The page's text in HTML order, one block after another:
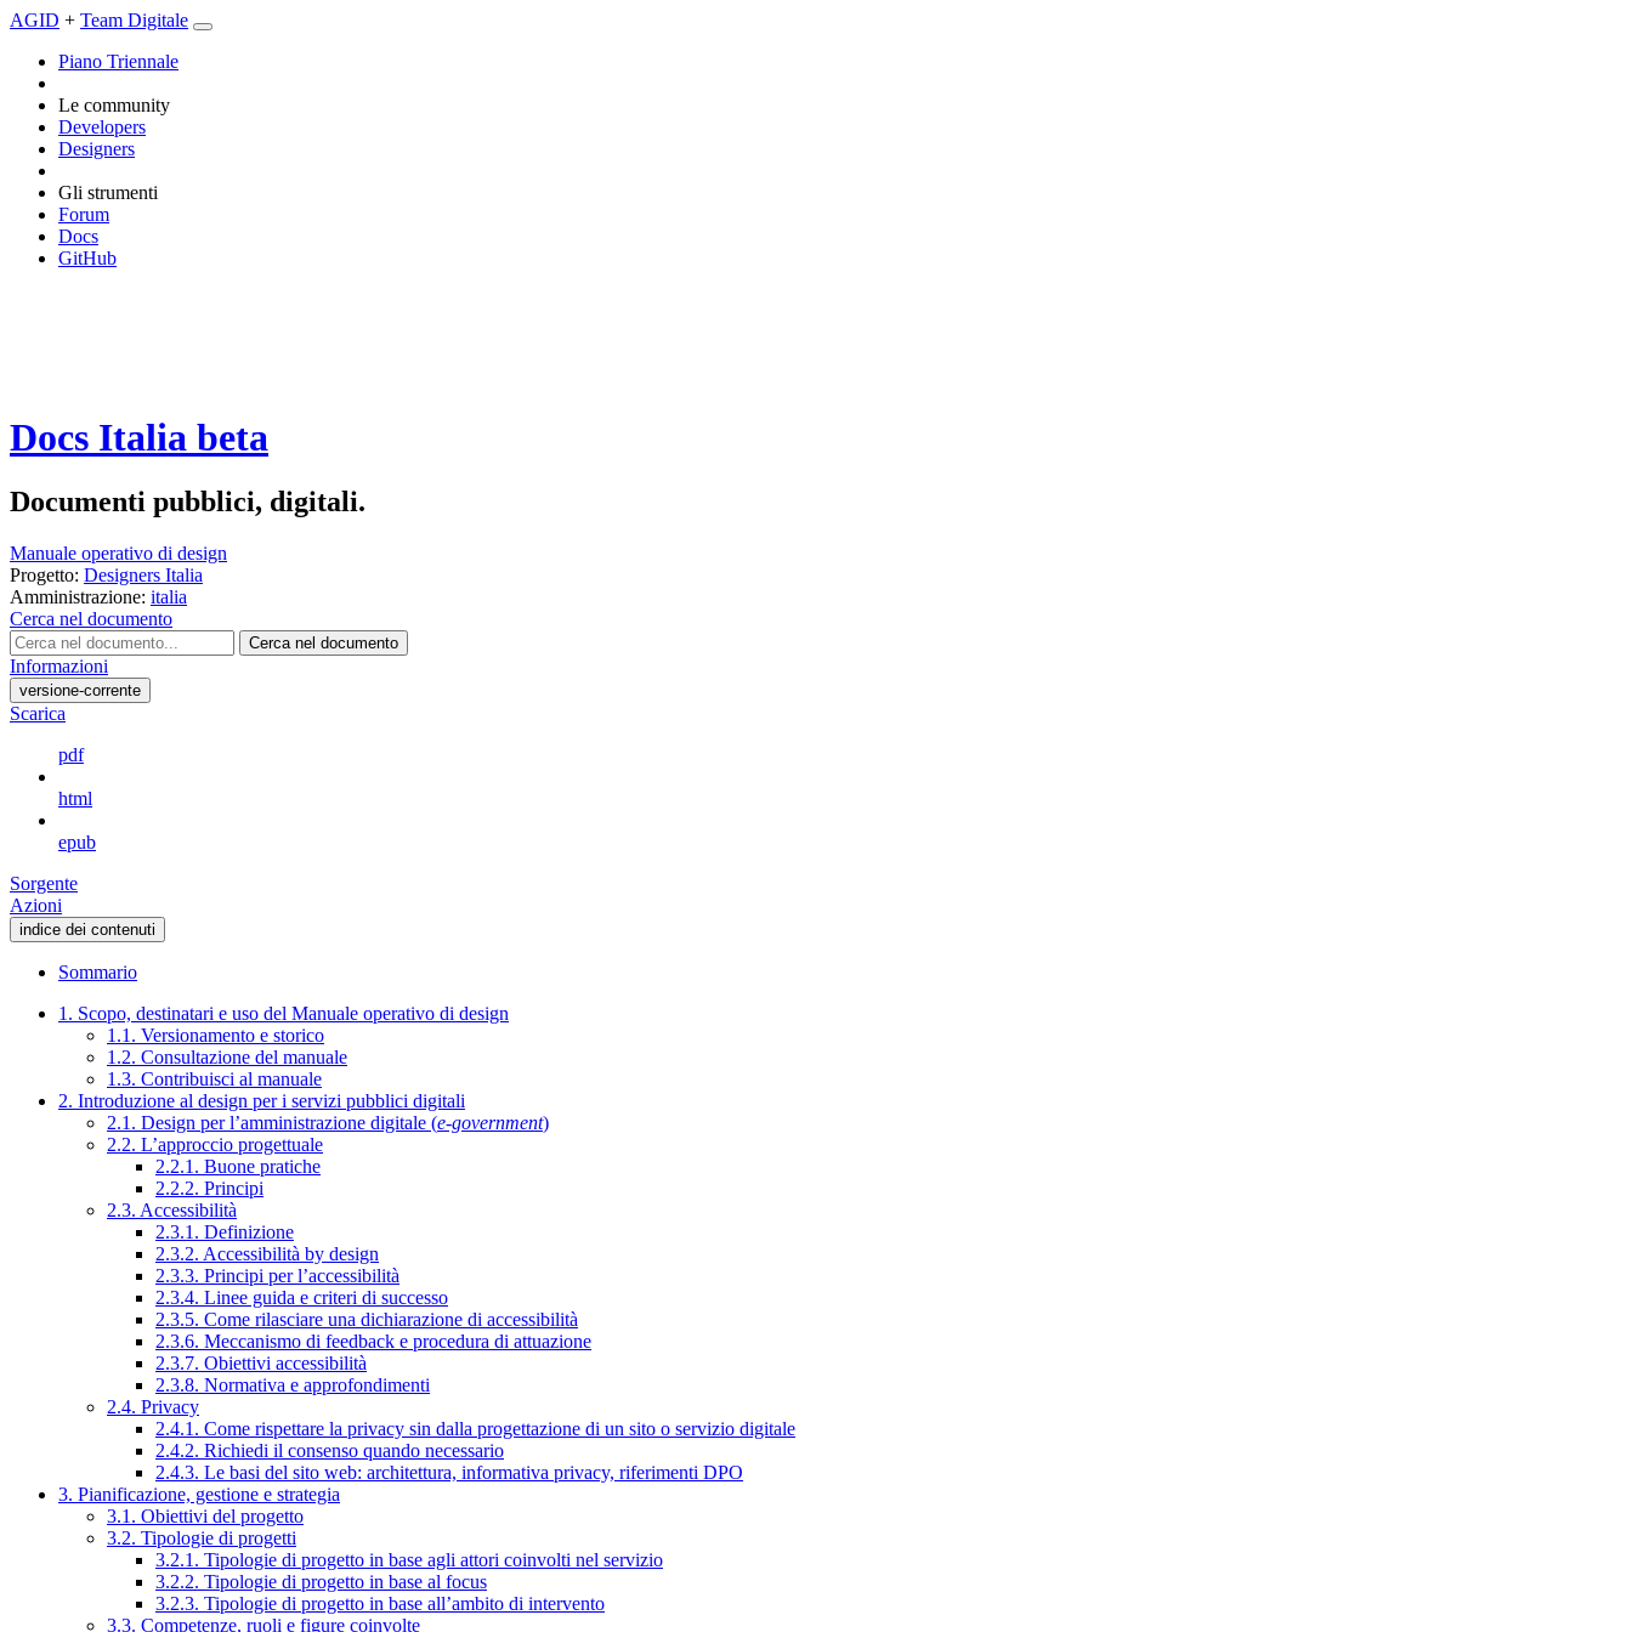
AGID + Team Digitale
Piano Triennale
Le community
Developers
Designers
Gli strumenti
Forum
Docs
GitHub
Docs Italia beta
Documenti pubblici, digitali.
Manuale operativo di design
Progetto: Designers Italia
Amministrazione: italia
Cerca nel documento
Cerca nel documento
Informazioni
versione-corrente
Scarica
pdf
html
epub
Sorgente
Azioni
indice dei contenuti
Sommario
1. Scopo, destinatari e uso del Manuale operativo di design
1.1. Versionamento e storico
1.2. Consultazione del manuale
1.3. Contribuisci al manuale
2. Introduzione al design per i servizi pubblici digitali
2.1. Design per l’amministrazione digitale (e-government)
2.2. L’approccio progettuale
2.2.1. Buone pratiche
2.2.2. Principi
2.3. Accessibilità
2.3.1. Definizione
2.3.2. Accessibilità by design
2.3.3. Principi per l’accessibilità
2.3.4. Linee guida e criteri di successo
2.3.5. Come rilasciare una dichiarazione di accessibilità
2.3.6. Meccanismo di feedback e procedura di attuazione
2.3.7. Obiettivi accessibilità
2.3.8. Normativa e approfondimenti
2.4. Privacy
2.4.1. Come rispettare la privacy sin dalla progettazione di un sito o servizio digitale
2.4.2. Richiedi il consenso quando necessario
2.4.3. Le basi del sito web: architettura, informativa privacy, riferimenti DPO
3. Pianificazione, gestione e strategia
3.1. Obiettivi del progetto
3.2. Tipologie di progetti
3.2.1. Tipologie di progetto in base agli attori coinvolti nel servizio
3.2.2. Tipologie di progetto in base al focus
3.2.3. Tipologie di progetto in base all’ambito di intervento
3.3. Competenze, ruoli e figure coinvolte